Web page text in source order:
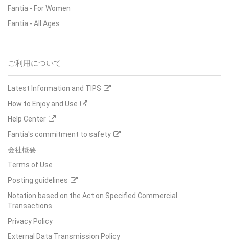
Fantia - For Women
Fantia - All Ages
ご利用について
Latest Information and TIPS
How to Enjoy and Use
Help Center
Fantia's commitment to safety
会社概要
Terms of Use
Posting guidelines
Notation based on the Act on Specified Commercial
Transactions
Privacy Policy
External Data Transmission Policy